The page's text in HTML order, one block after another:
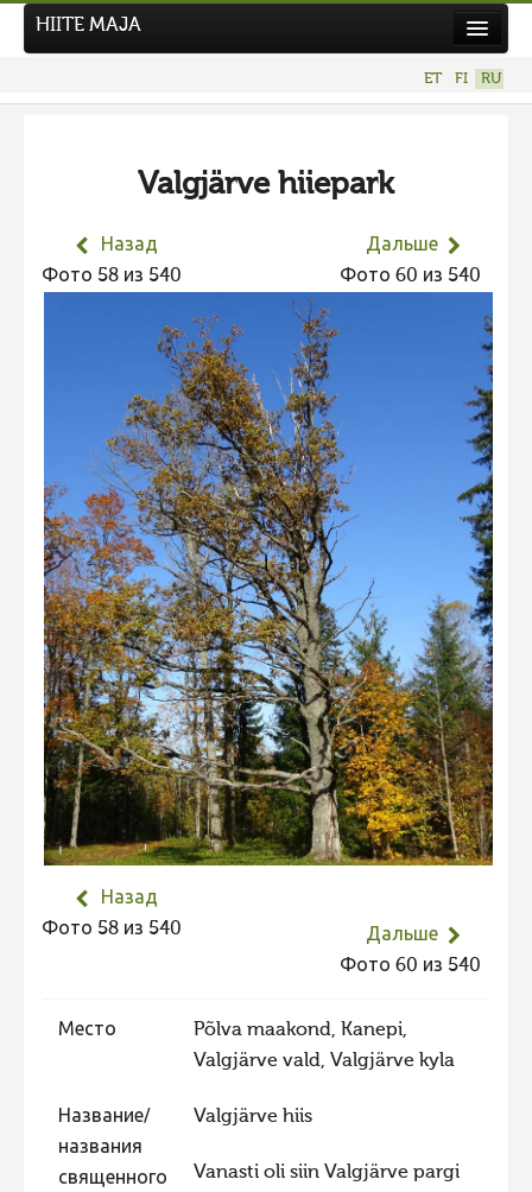
Hiite kuvavõistlus 2026
Фотоконкурс 2025
Видео 2025
Фотоконкурс 2024
Не учитываются 2024
Видео 2024
Фотоконкурс 2023
Не учитываются 2023
Видео 2023
Фотоконкурс 2022
Не учитываются 2022
Видео 2022
Фотоконкурс 2021
Видео 2021
Фотоконкурс 2020
Видео 2020
Фотоконкурс 2019
Фотоконкурс 2016
Фотоконкурс 2013
HIITE MAJA
ET FI RU
Valgjärve hiiepark
Назад
Фото 58 из 540
Дальше
Фото 60 из 540
Назад
Фото 58 из 540
Дальше
Фото 60 из 540
Место
Põlva maakond, Kanepi,
Valgjärve vald, Valgjärve kyla
Название/
названия
священного
Valgjärve hiis
Vanasti oli siin Valgjärve pargi